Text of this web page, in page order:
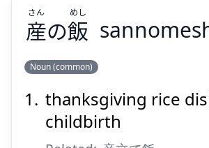
Suspend
飯
さん
めし
産の飯
さん めし
Noun (common)
thanksgiving rice
childbirth